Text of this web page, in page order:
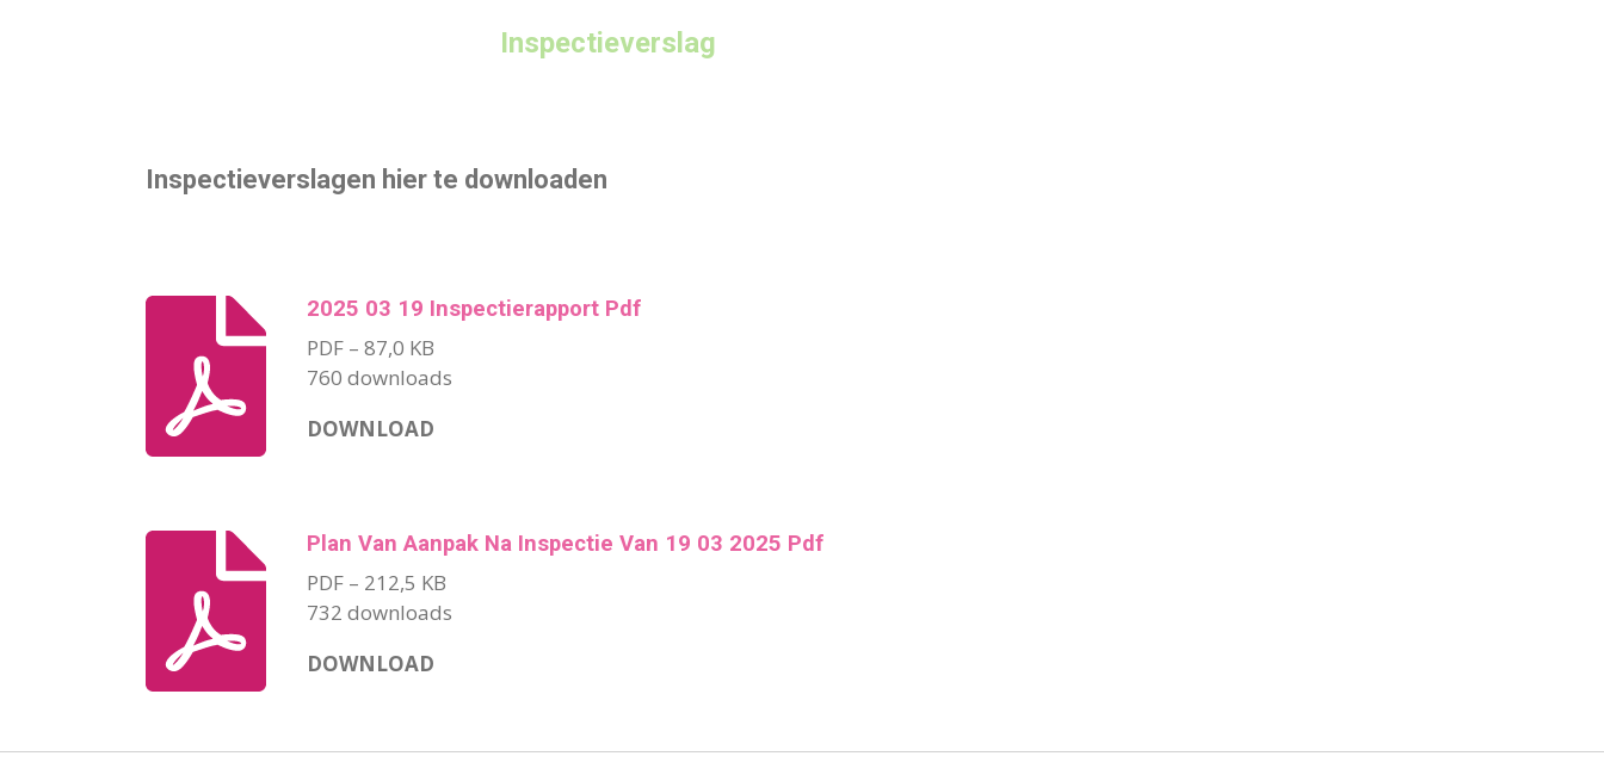
Inspectieverslag
Inspectieverslagen hier te downloaden
2025 03 19 Inspectierapport Pdf
PDF – 87,0 KB
760 downloads
DOWNLOAD
Plan Van Aanpak Na Inspectie Van 19 03 2025 Pdf
PDF – 212,5 KB
732 downloads
DOWNLOAD